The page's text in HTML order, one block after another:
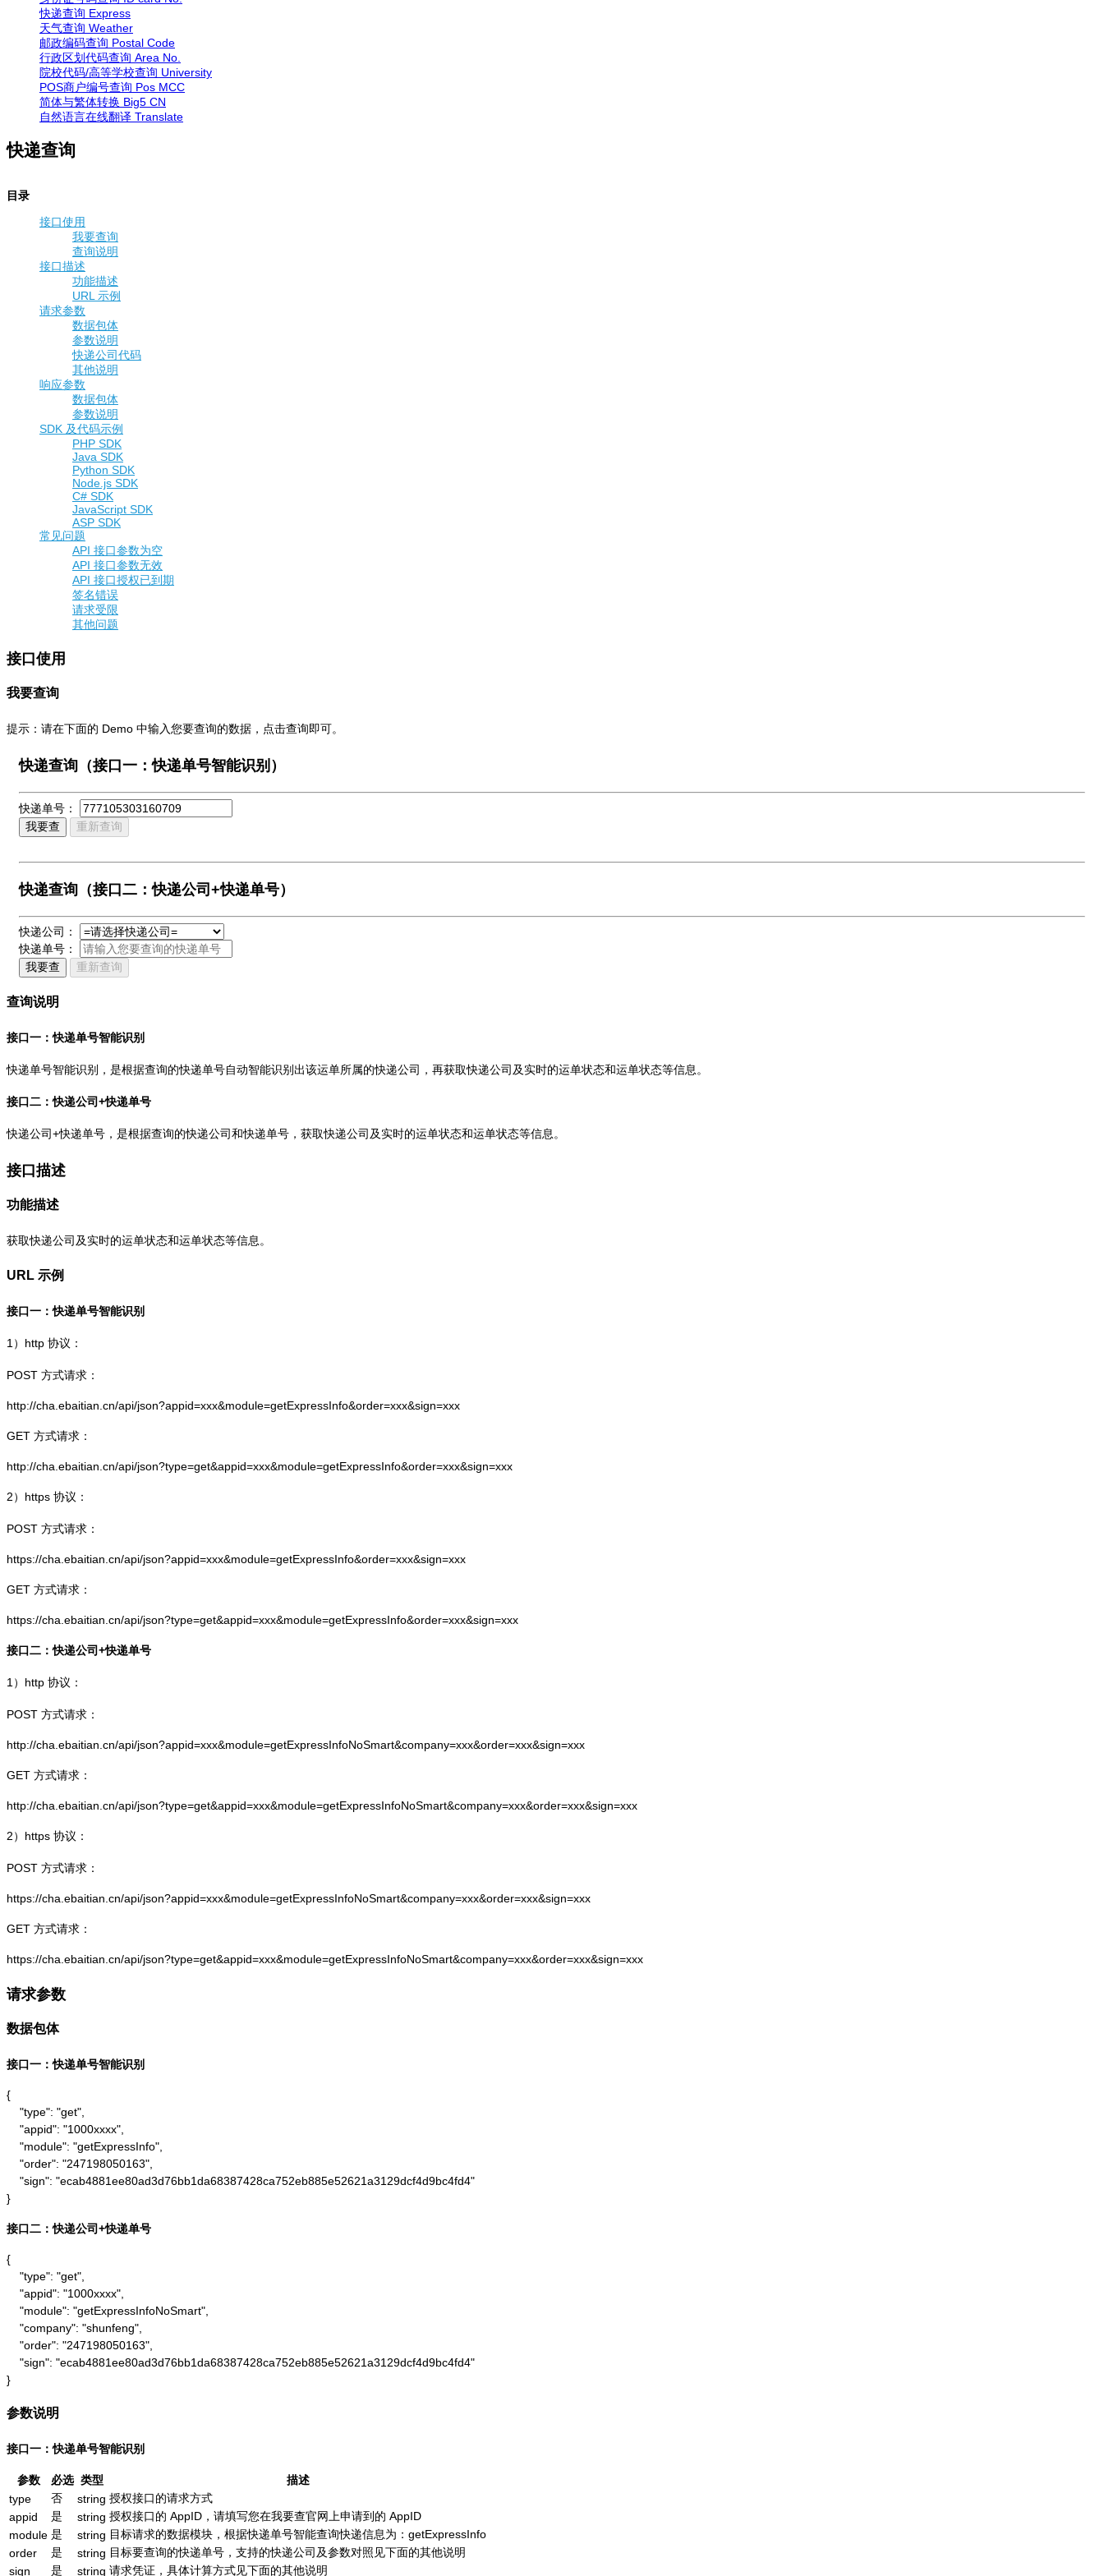
快递查询 Express
天气查询 Weather
邮政编码查询 Postal Code
行政区划代码查询 Area No.
院校代码/高等学校查询 University
POS商户编号查询 Pos MCC
简体与繁体转换 Big5 CN
自然语言在线翻译 Translate
快递查询
目录
接口使用
我要查询
查询说明
接口描述
功能描述
URL 示例
请求参数
数据包体
参数说明
快递公司代码
其他说明
响应参数
数据包体
参数说明
SDK 及代码示例
PHP SDK
Java SDK
Python SDK
Node.js SDK
C# SDK
JavaScript SDK
ASP SDK
常见问题
API 接口参数为空
API 接口参数无效
API 接口授权已到期
签名错误
请求受限
其他问题
接口使用
我要查询
提示：请在下面的 Demo 中输入您要查询的数据，点击查询即可。
快递查询（接口一：快递单号智能识别）
快递单号：
我要查
重新查询
快递查询（接口二：快递公司+快递单号）
快递公司：
快递单号：
我要查
重新查询
查询说明
接口一：快递单号智能识别
快递单号智能识别，是根据查询的快递单号自动智能识别出该运单所属的快递公司，再获取快递公司及实时的运单状态和运单状态等信息。
接口二：快递公司+快递单号
快递公司+快递单号，是根据查询的快递公司和快递单号，获取快递公司及实时的运单状态和运单状态等信息。
接口描述
功能描述
获取快递公司及实时的运单状态和运单状态等信息。
URL 示例
接口一：快递单号智能识别
1） http 协议：
POST 方式请求：
http://cha.ebaitian.cn/api/json?appid=xxx&module=getExpressInfo&order=xxx&sign=xxx
GET 方式请求：
http://cha.ebaitian.cn/api/json?type=get&appid=xxx&module=getExpressInfo&order=xxx&sign=xxx
2） https 协议：
POST 方式请求：
https://cha.ebaitian.cn/api/json?appid=xxx&module=getExpressInfo&order=xxx&sign=xxx
GET 方式请求：
https://cha.ebaitian.cn/api/json?type=get&appid=xxx&module=getExpressInfo&order=xxx&sign=xxx
接口二：快递公司+快递单号
1） http 协议：
POST 方式请求：
http://cha.ebaitian.cn/api/json?appid=xxx&module=getExpressInfoNoSmart&company=xxx&order=xxx&sign=xxx
GET 方式请求：
http://cha.ebaitian.cn/api/json?type=get&appid=xxx&module=getExpressInfoNoSmart&company=xxx&order=xxx&sign=xxx
2） https 协议：
POST 方式请求：
https://cha.ebaitian.cn/api/json?appid=xxx&module=getExpressInfoNoSmart&company=xxx&order=xxx&sign=xxx
GET 方式请求：
https://cha.ebaitian.cn/api/json?type=get&appid=xxx&module=getExpressInfoNoSmart&company=xxx&order=xxx&sign=xxx
请求参数
数据包体
接口一：快递单号智能识别
{
    "type": "get",
    "appid": "1000xxxx",
    "module": "getExpressInfo",
    "order": "247198050163",
    "sign": "ecab4881ee80ad3d76bb1da68387428ca752eb885e52621a3129dcf4d9bc4fd4"
}
接口二：快递公司+快递单号
{
    "type": "get",
    "appid": "1000xxxx",
    "module": "getExpressInfoNoSmart",
    "company": "shunfeng",
    "order": "247198050163",
    "sign": "ecab4881ee80ad3d76bb1da68387428ca752eb885e52621a3129dcf4d9bc4fd4"
}
参数说明
接口一：快递单号智能识别
参数 必选 类型
描述
type
否 string 授权接口的请求方式
appid
是 string 授权接口的 AppID，请填写您在我要查官网上申请到的 AppID
module 是 string 目标请求的数据模块，根据快递单号智能查询快递信息为：getExpressInfo
order
是 string 目标要查询的快递单号，支持的快递公司及参数对照见下面的其他说明
sign
是 string 请求凭证，具体计算方式见下面的其他说明